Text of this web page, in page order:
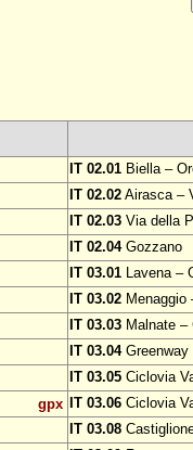
IT 02.01 Biella –
IT 02.02 Airasca –
IT 02.03 Via della
IT 02.04Gozzano
IT 03.01 Lavena –
IT 03.02 Menaggio
IT 03.03 Malnate
IT 03.04Greenway
IT 03.05 Ciclovia
gpx
IT 03.06 Ciclovia
IT 03.08